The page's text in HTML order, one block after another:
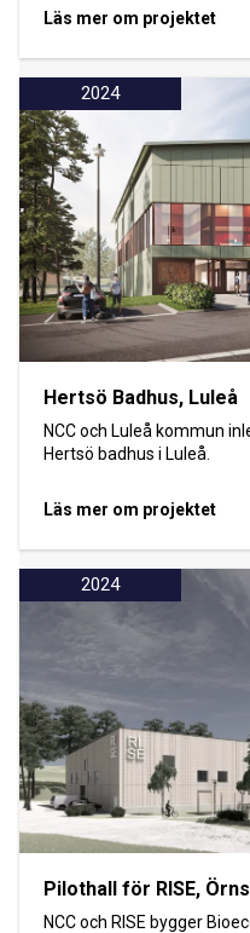
Läs mer om projektet
2024
Hertsö Badhus, Luleå
NCC och Luleå kommun
Hertsö badhus i Luleå.
Läs mer om projektet
2024
Pilothall för RISE,
NCC och RISE bygger